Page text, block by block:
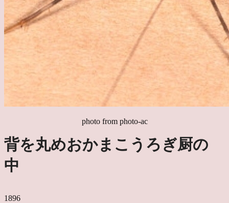
photo from photo-ac
背を丸めおかまこうろぎ厨の
中
1896